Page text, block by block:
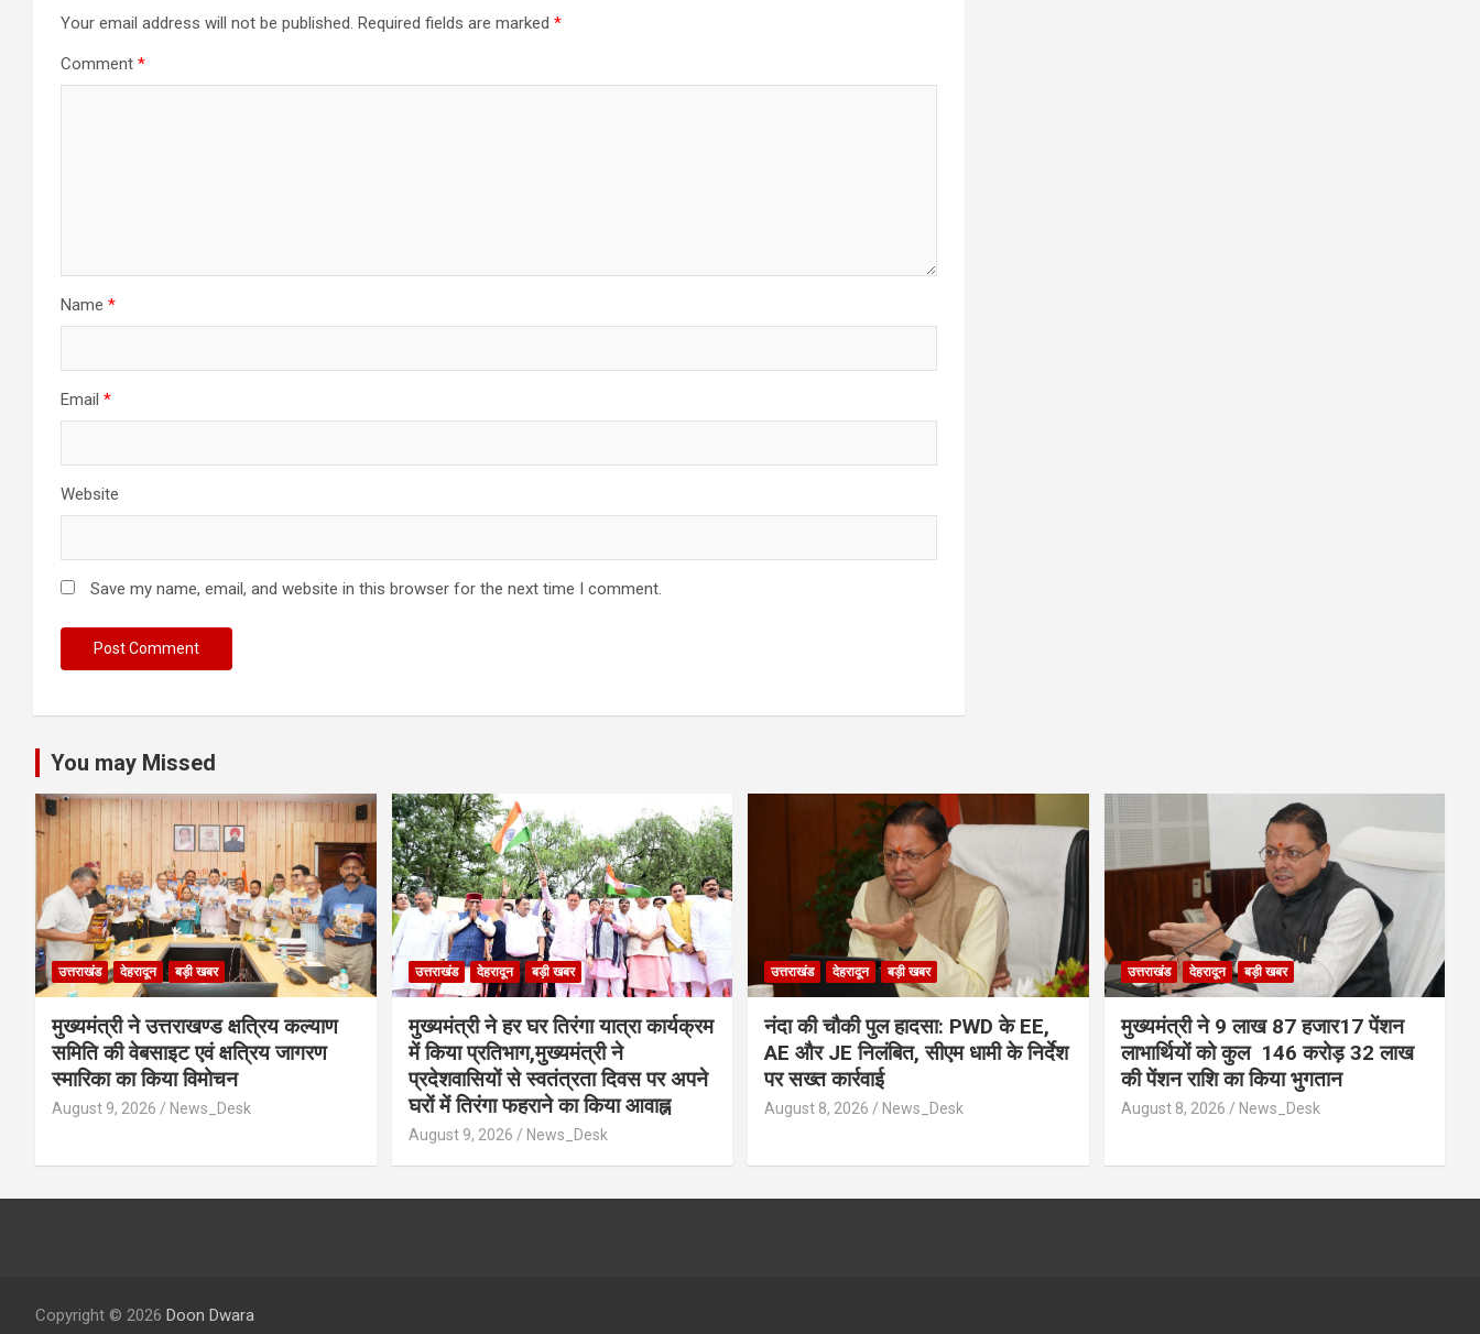
Your email address will not be published. Required fields are marked *
Comment *
Name *
Email *
Website
Save my name, email, and website in this browser for the next time I comment.
You may Missed
उत्तराखंड देहरादून बड़ी खबर
मुख्यमंत्री ने उत्तराखण्ड क्षत्रिय कल्याण
समिति की वेबसाइट एवं क्षत्रिय जागरण
स्मारिका का किया विमोचन
August 9, 2026 News_Desk
उत्तराखंड देहरादून बड़ी खबर
मुख्यमंत्री ने हर घर तिरंगा यात्रा कार्यक्रम
में किया प्रतिभाग,मुख्यमंत्री ने
प्रदेशवासियों से स्वतंत्रता दिवस पर अपने
घरों में तिरंगा फहराने का किया आवाह्न
August 9, 2026 News_Desk
उत्तराखंड देहरादून बड़ी खबर
नंदा की चौकी पुल हादसा: PWD के EE,
AE और JE निलंबित, सीएम धामी के निर्देश
पर सख्त कार्रवाई
August 8, 2026 News_Desk
उत्तराखंड देहरादून बड़ी खबर
मुख्यमंत्री ने 9 लाख 87 हजार17 पेंशन
लाभार्थियों को कुल 146 करोड़ 32 लाख
की पेंशन राशि का किया भुगतान
August 8, 2026 News_Desk
Copyright © 2026 Doon Dwara